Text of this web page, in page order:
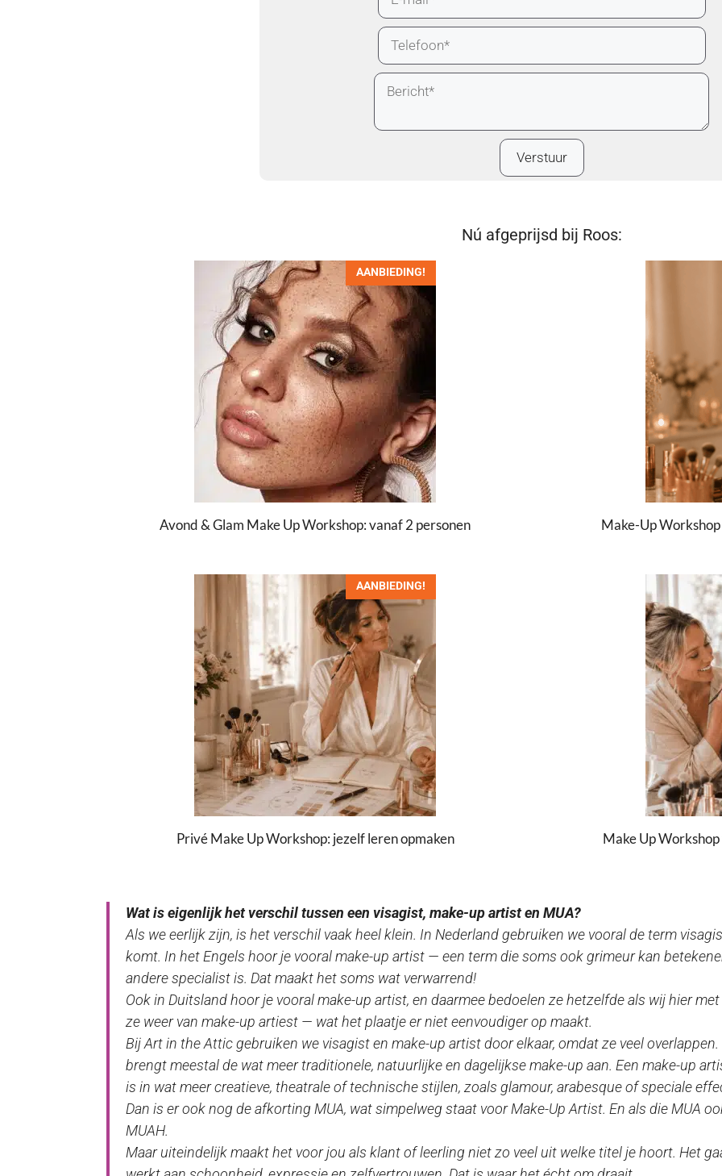
Nú afgeprijsd bij Roos:
AANBIEDING!
Avond & Glam Make Up Workshop: vanaf 2 personen Make-Up
AANBIEDING!
Privé Make Up Workshop: jezelf leren opmaken Make Up
Wat is eigenlijk het verschil tussen een visagist, make-up artist en MUA?
Als we eerlijk zijn, is het verschil vaak heel klein. In Nederland gebruiken we vooral de term
komt. In het Engels hoor je vooralmake-up artist — een term die soms ookgrimeurkan
andere specialist is. Dat maakt het soms wat verwarrend!
Ook in Duitsland hoor je vooralmake-up artist, en daarmee bedoelen ze hetzelfde als wij hier
ze weer van make-up artiest — wat het plaatje er niet eenvoudiger op maakt.
BijArt in the Atticgebruiken we visagisten make-up artistdoor elkaar, omdat ze veel
brengt meestal de wat meer traditionele, natuurlijke en dagelijkse make-up aan. Een make-up
is in wat meer creatieve, theatrale of technische stijlen, zoals glamour, arabesque of speciale
Dan is er ook nog de afkorting MUA, wat simpelweg staat voorMake-Up Artist. En als die MUA
MUAH.
Maar uiteindelijk maakt het voor jou als klant of leerling niet zo veel uit welke titel je hoort. Het